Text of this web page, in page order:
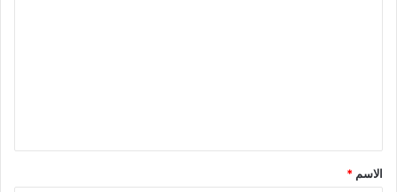
ق
*
الاسم *